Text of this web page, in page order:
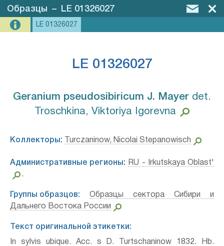
Образцы – LE 01326027
LE 01326027
LE 01326027
Geranium pseudosibiricum J. Mayer⁣ det.
Troschkina, Viktoriya Igorevna
Коллекторы: Turczaninow, Nicolai Stepanowisch
Административные регионы:
RU - Irkutskaya Oblast'
.
Группы образцов:
Образцы сектора Сибири и
Дальнего Востока России
Текст оригинальной этикетки:
In sylvis ubique. Acc. s D. Turtschaninow 1832. Hb.